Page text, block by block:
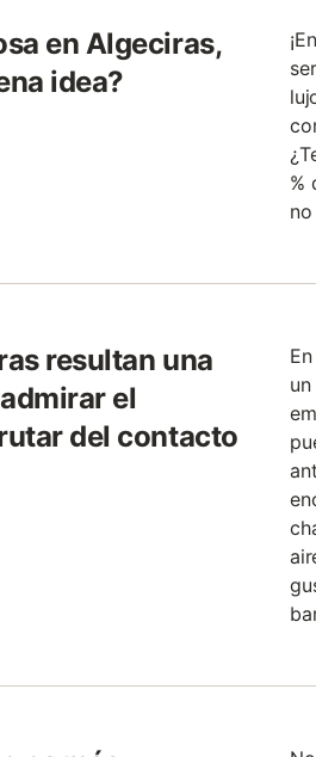
en Algeciras,
idea?
%
resultan una
el
del contacto